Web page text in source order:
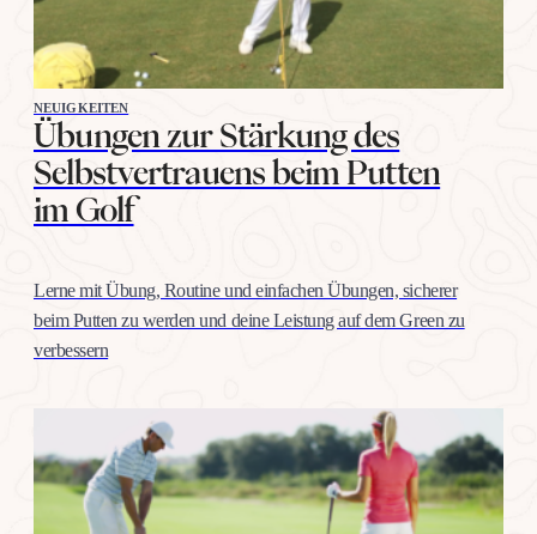
NEUIGKEITEN
Übungen zur Stärkung des
Selbstvertrauens beim Putten
im Golf
Lerne mit Übung, Routine und einfachen Übungen, sicherer
beim Putten zu werden und deine Leistung auf dem Green zu
verbessern